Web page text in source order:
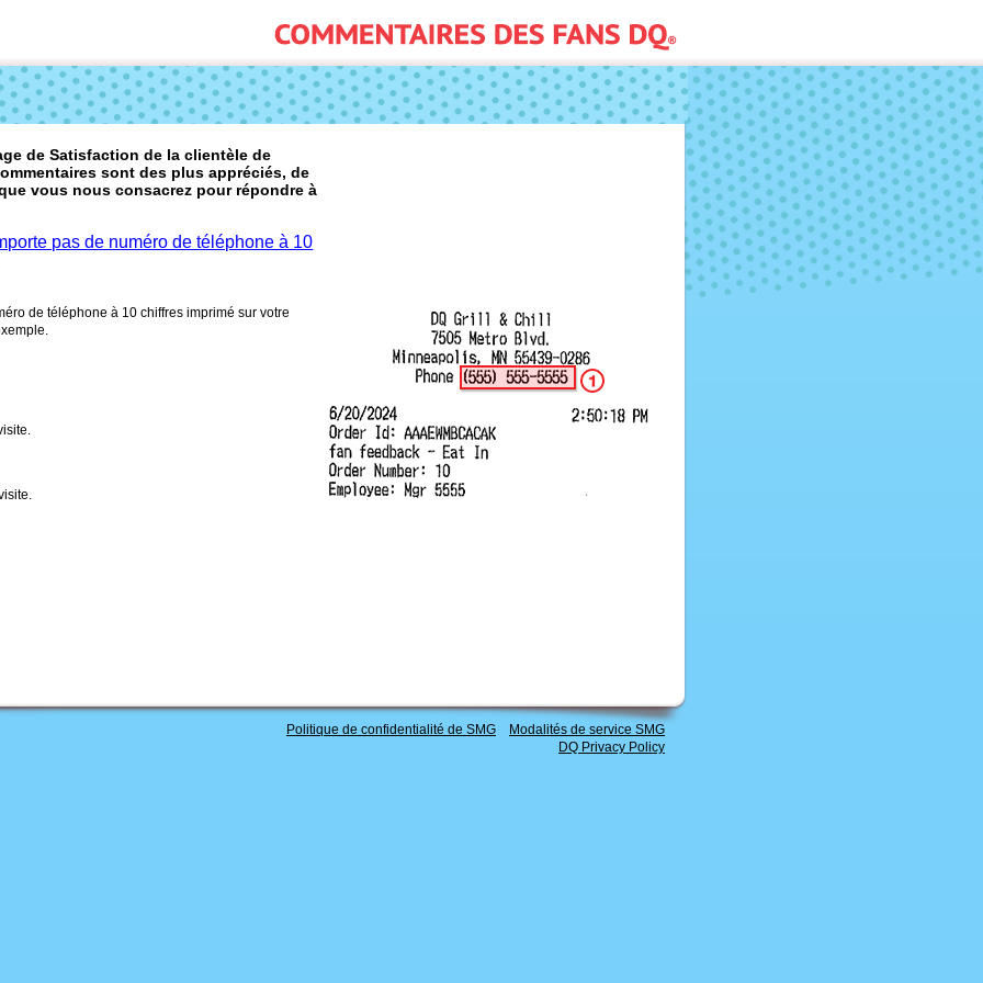
de Satisfaction de la clientèle de
sont des plus appréciés, de
vous nous consacrez pour répondre à
pas de numéro de téléphone à 10
de téléphone à 10 chiffres imprimé sur votre
Modalités de service SMG
Politique de confidentialité de SMG
DQ Privacy Policy